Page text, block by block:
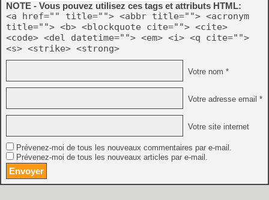
NOTE - Vous pouvez utilisez ces tags et attributs HTML:
<a href="" title=""> <abbr title=""> <acronym
title=""> <b> <blockquote cite=""> <cite>
<code> <del datetime=""> <em> <i> <q cite="">
<s> <strike> <strong>
Votre nom *
Votre adresse email *
Votre site internet
Prévenez-moi de tous les nouveaux commentaires par e-mail.
Prévenez-moi de tous les nouveaux articles par e-mail.